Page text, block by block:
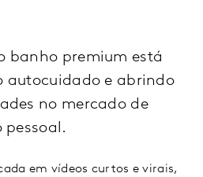
banho premium está
autocuidado e abrindo
no mercado de
pessoal.
em vídeos curtos e virais,